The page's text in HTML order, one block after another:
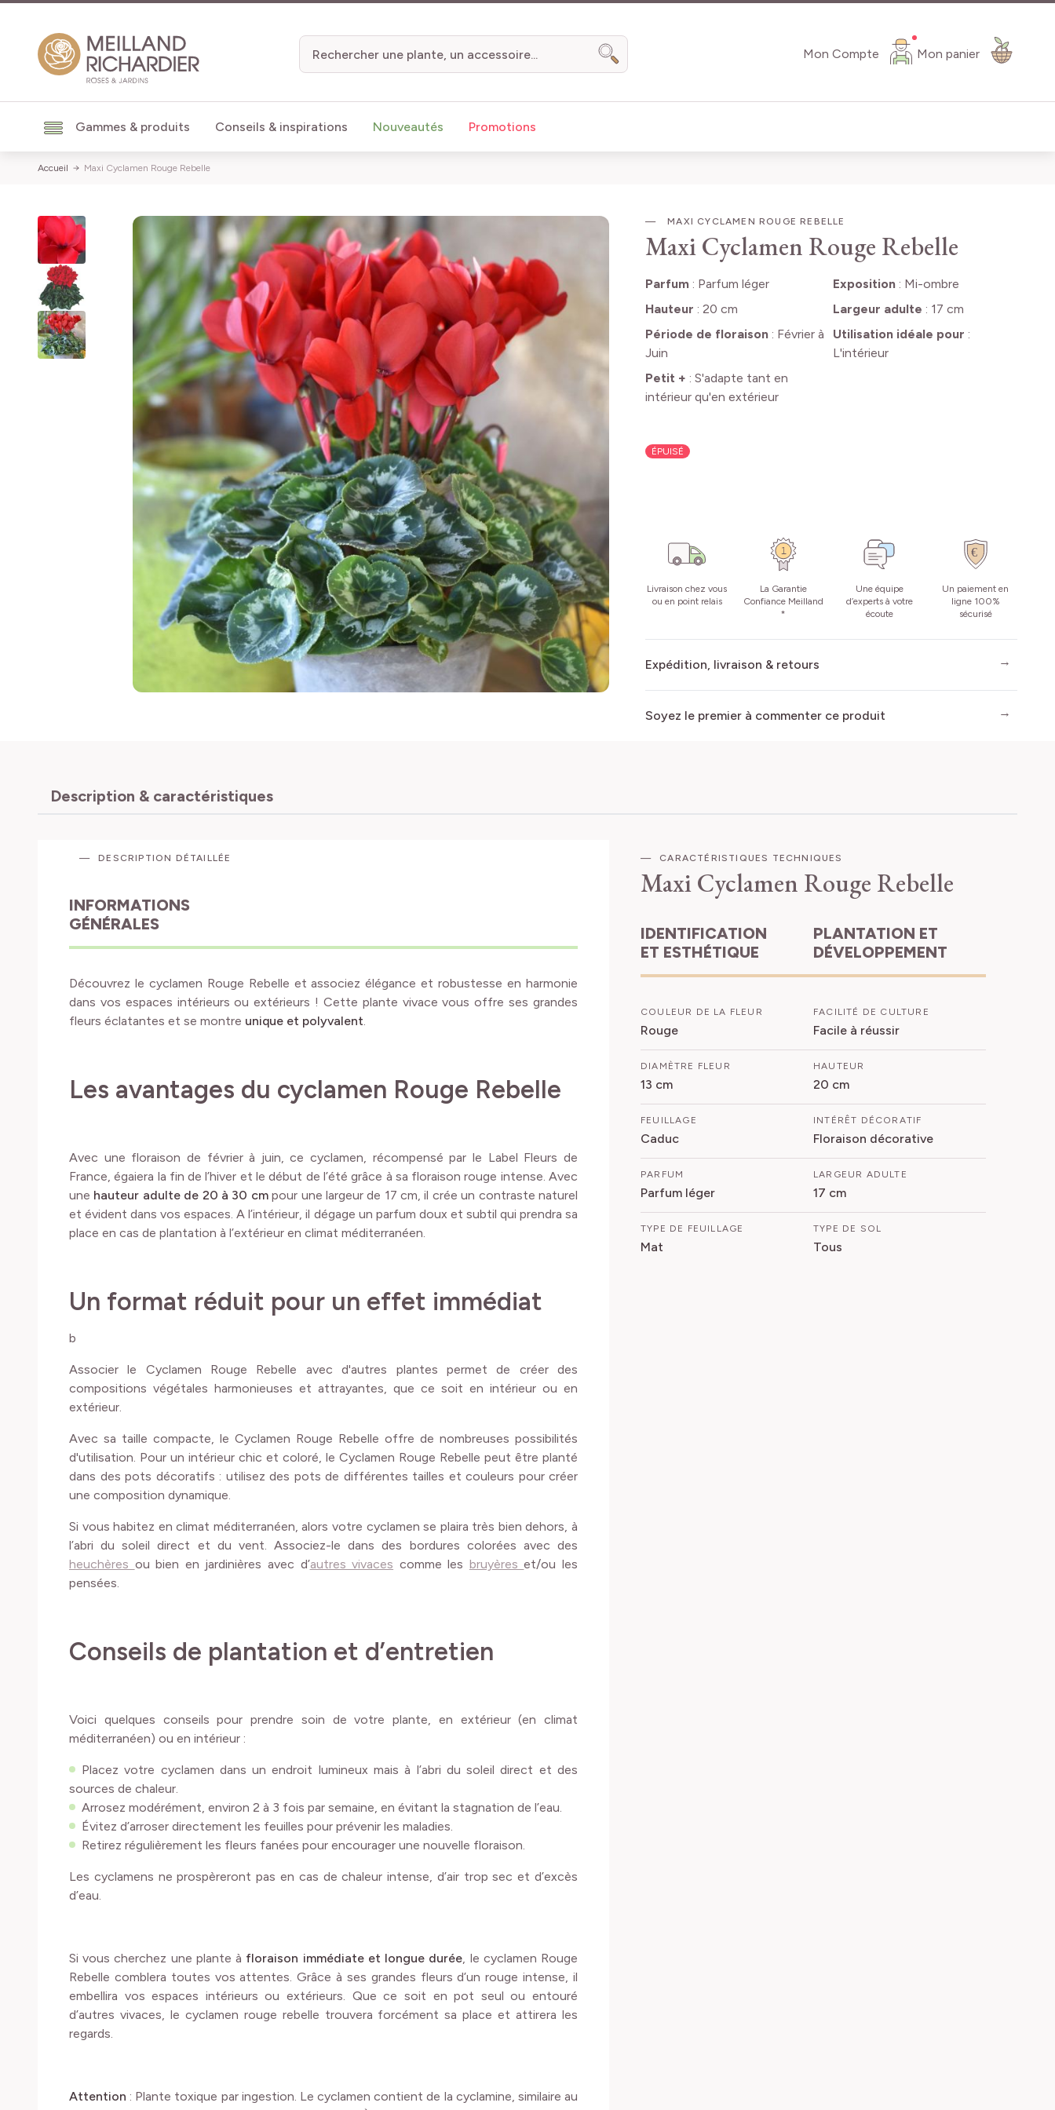
Mon Compte Mon panier
Gammes & produits Conseils & inspirations Nouveautés Promotions
Chercher
Accueil Maxi Cyclamen Rouge Rebelle
MAXI CYCLAMEN ROUGE REBELLE
Maxi Cyclamen Rouge Rebelle
Parfum: Parfum léger Exposition: Mi-ombre
Hauteur : 20 cm Largeur adulte : 17 cm
Période de floraison: Février à
Juin
Utilisation idéale pour :
L'intérieur
Petit + : S'adapte tant en
intérieur qu'en extérieur
ÉPUISÉ
Livraison chez vous
ou en point relais
La Garantie
Confiance Meilland
*
Une équipe
d’experts à votre
écoute
Un paiement en
ligne 100%
sécurisé
Expédition, livraison & retours
Soyez le premier à commenter ce produit
Description & caractéristiques
DESCRIPTION DÉTAILLÉE
INFORMATIONS
GÉNÉRALES
Découvrez le cyclamen Rouge Rebelle et associez élégance et robustesse en harmonie
dans vos espaces intérieurs ou extérieurs ! Cette plante vivace vous offre ses grandes
fleurs éclatantes et se montre unique et polyvalent.
Les avantages du cyclamen Rouge Rebelle
Avec une floraison de février à juin, ce cyclamen, récompensé par le Label Fleurs de
France, égaiera la fin de l’hiver et le début de l’été grâce à sa floraison rouge intense. Avec
une hauteur adulte de 20 à 30 cmpour une largeur de 17 cm, il crée un contraste naturel
et évident dans vos espaces. A l’intérieur, il dégage un parfum doux et subtil qui prendra sa
place en cas de plantation à l’extérieur en climat méditerranéen.
Un format réduit pour un effet immédiat
b
Associer le Cyclamen Rouge Rebelle avec d'autres plantes permet de créer des
compositions végétales harmonieuses et attrayantes, que ce soit en intérieur ou en
extérieur.
Avec sa taille compacte, le Cyclamen Rouge Rebelle offre de nombreuses possibilités
d'utilisation. Pour un intérieur chic et coloré, le Cyclamen Rouge Rebelle peut être planté
dans des pots décoratifs : utilisez des pots de différentes tailles et couleurs pour créer
une composition dynamique.
Si vous habitez en climat méditerranéen, alors votre cyclamen se plaira très bien dehors, à
l’abri du soleil direct et du vent. Associez-le dans des bordures colorées avec des
heuchères ou bien en jardinières avec d’autres vivaces comme les bruyèreset/ou les
pensées.
Conseils de plantation et d’entretien
Voici quelques conseils pour prendre soin de votre plante, en extérieur (en climat
méditerranéen) ou en intérieur :
Placez votre cyclamen dans un endroit lumineux mais à l’abri du soleil direct et des
sources de chaleur.
Arrosez modérément, environ 2 à 3 fois par semaine, en évitant la stagnation de l’eau.
Évitez d’arroser directement les feuilles pour prévenir les maladies.
Retirez régulièrement les fleurs fanées pour encourager une nouvelle floraison.
Les cyclamens ne prospèreront pas en cas de chaleur intense, d’air trop sec et d’excès
d’eau.
Si vous cherchez une plante à floraison immédiate et longue durée, le cyclamen Rouge
Rebelle comblera toutes vos attentes. Grâce à ses grandes fleurs d’un rouge intense, il
embellira vos espaces intérieurs ou extérieurs. Que ce soit en pot seul ou entouré
d’autres vivaces, le cyclamen rouge rebelle trouvera forcément sa place et attirera les
regards.
Attention : Plante toxique par ingestion. Le cyclamen contient de la cyclamine, similaire au
CARACTÉRISTIQUES TECHNIQUES
Maxi Cyclamen Rouge Rebelle
IDENTIFICATION
ET ESTHÉTIQUE
COULEUR DE LA FLEUR
Rouge
DIAMÈTRE FLEUR
13 cm
FEUILLAGE
Caduc
PARFUM
Parfum léger
TYPE DE FEUILLAGE
Mat
PLANTATION ET
DÉVELOPPEMENT
FACILITÉ DE CULTURE
Facile à réussir
HAUTEUR
20 cm
INTÉRÊT DÉCORATIF
Floraison décorative
LARGEUR ADULTE
17 cm
TYPE DE SOL
Tous